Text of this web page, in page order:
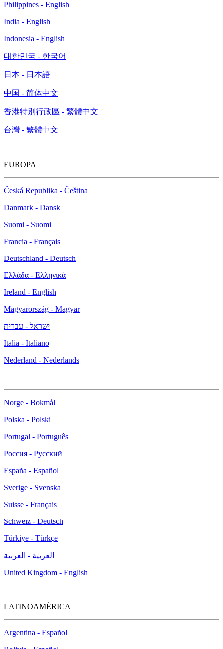
Philippines - English
India - English
Indonesia - English
대한민국 - 한국어
日本 - 日本語
中国 - 简体中文
香港特別行政區 - 繁體中文
台灣 - 繁體中文
EUROPA
Česká Republika - Čeština
Danmark - Dansk
Suomi - Suomi
Francia - Français
Deutschland - Deutsch
Ελλάδα - Ελληνικά
Ireland - English
Magyarország - Magyar
ישראל - עברית
Italia - Italiano
Nederland - Nederlands
Norge - Bokmål
Polska - Polski
Portugal - Português
Россия - Русский
España - Español
Sverige - Svenska
Suisse - Français
Schweiz - Deutsch
Türkiye - Türkçe
العربية - العربية
United Kingdom - English
LATINOAMÉRICA
Argentina - Español